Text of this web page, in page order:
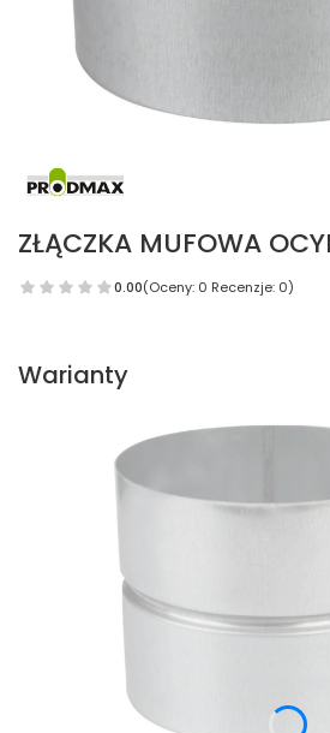
ZŁĄCZKA MUFOWA
0.00(Oceny: 0 Recenzje: 0)
Warianty